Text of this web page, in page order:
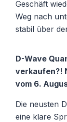
Geschäft
Weg nach
stabil über
D-Wave
verkaufen?!
vom 6.
Die neusten
eine klare